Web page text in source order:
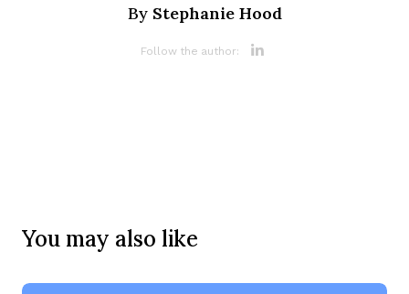
By Stephanie Hood
Follow the author:
You may also like